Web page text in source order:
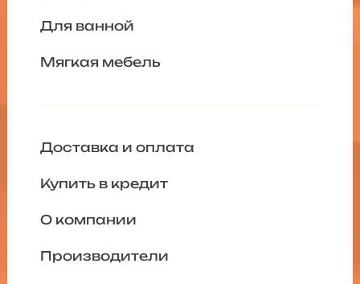
Для ванной
Мягкая мебель
Доставка и оплата
Купить в кредит
О компании
Производители